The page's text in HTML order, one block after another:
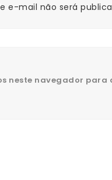
e-mail não será
neste navegador para